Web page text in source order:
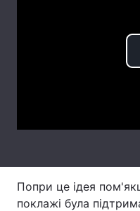
Попри це ідея
поклажі була